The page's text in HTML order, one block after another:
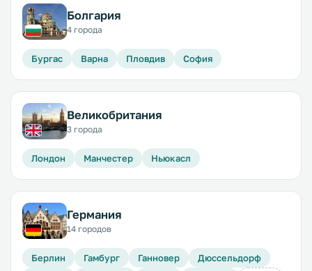
Болгария
4 города
Бургас Варна Пловдив София
Великобритания
3 города
Лондон Манчестер Ньюкасл
Германия
14 городов
Берлин Гамбург Ганновер
Дюссельдорф